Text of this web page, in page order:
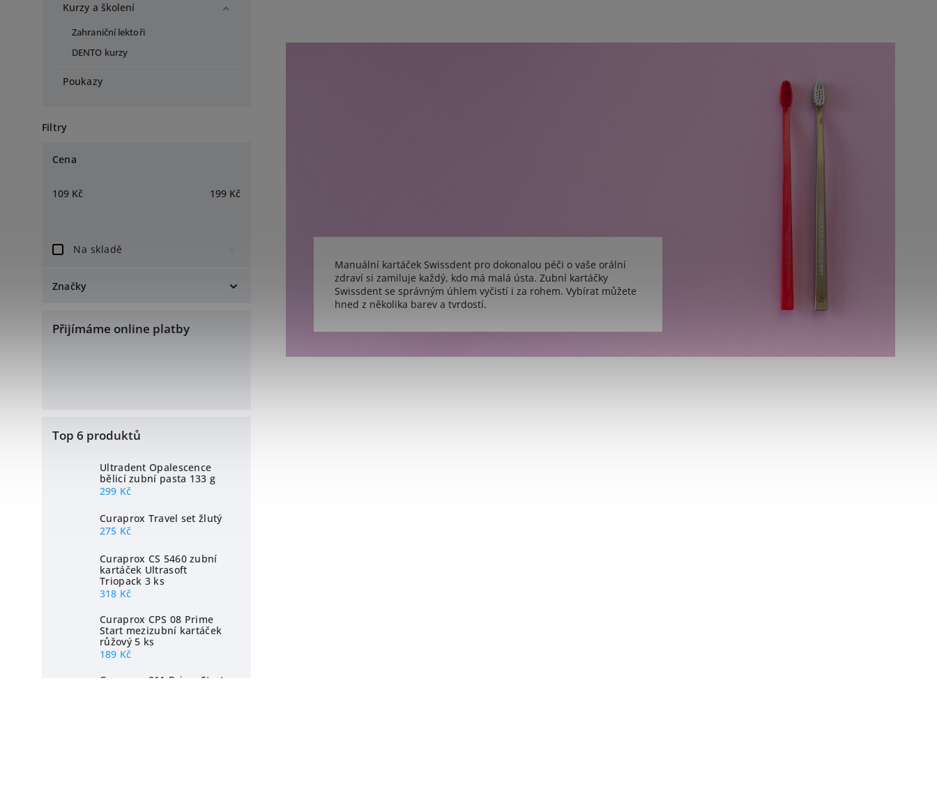
Kurzy a školení
Zahraniční lektoři
DENTO kurzy
Poukazy
Filtry
Cena
109 Kč 199 Kč
Na skladě
Značky
Přijímáme online platby
Top 6 produktů
Ultradent Opalescence
bělicí zubní pasta 133 g
299 Kč
Curaprox Travel set žlutý
275 Kč
Curaprox CS 5460 zubní
kartáček Ultrasoft
Triopack 3 ks
318 Kč
Curaprox CPS 08 Prime
Start mezizubní kartáček
růžový 5 ks
189 Kč
Curaprox 011 Prime Start
Manuální kartáček Swissdent pro dokonalou péči o vaše orální
zdraví si zamiluje každý, kdo má malá ústa. Zubní kartáčky
Swissdent se správným úhlem vyčistí i za rohem. Vybírat můžete
hned z několika barev a tvrdostí.